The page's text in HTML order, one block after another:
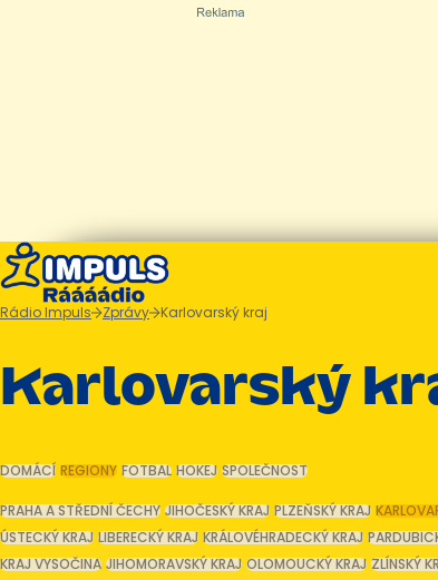
Rádio Impuls Zprávy Karlovarský kraj
Karlovarský
DOMÁCÍ REGIONY FOTBAL HOKEJ SPOLEČNOST
PRAHA A STŘEDNÍ ČECHY JIHOČESKÝ KRAJ PLZEŇSKÝ KRAJ
ÚSTECKÝ KRAJ LIBERECKÝ KRAJ KRÁLOVÉHRADECKÝ KRAJ
KRAJ VYSOČINA JIHOMORAVSKÝ KRAJ OLOMOUCKÝ KRAJ ZLÍNSKÝ